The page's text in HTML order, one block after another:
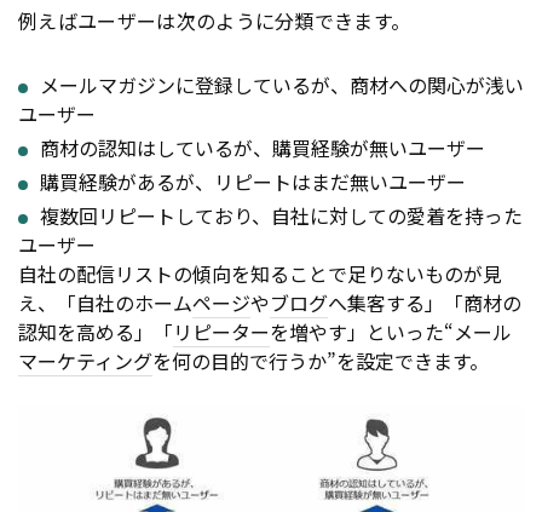
例えばユーザーは次のように分類できます。
メールマガジンに登録しているが、商材への関心が浅い
ユーザー
商材の認知はしているが、購買経験が無いユーザー
購買経験があるが、リピートはまだ無いユーザー
複数回リピートしており、自社に対しての愛着を持った
ユーザー
自社の配信リストの傾向を知ることで足りないものが見
え、「自社のホームページやブログへ集客する」「商材の
認知を高める」「リピーターを増やす」といった“メール
マーケティングを何の目的で行うか”を設定できます。